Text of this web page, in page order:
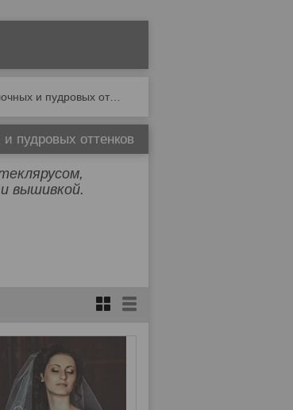
Фата свадебная . в наличии белые, айвори, шампань, молочных и пудровых оттенков
пудровых оттенков
вышивкой.